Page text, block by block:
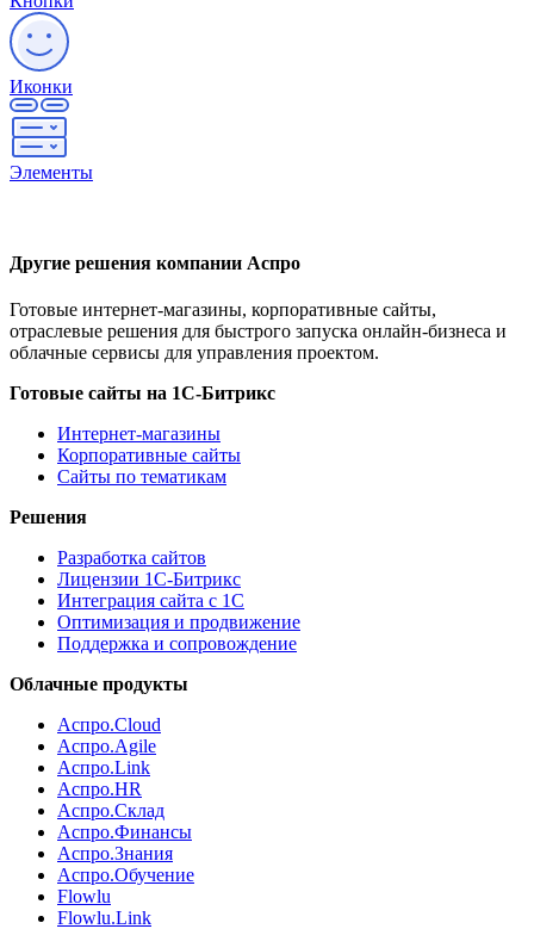
Иконки
Элементы
Другие решения компании Аспро
Готовые интернет-магазины, корпоративные сайты,
отраслевые решения для быстрого запуска онлайн-бизнеса и
облачные сервисы для управления проектом.
Готовые сайты на 1С-Битрикс
Интернет-магазины
Корпоративные сайты
Сайты по тематикам
Решения
Разработка сайтов
Лицензии 1С-Битрикс
Интеграция сайта с 1С
Оптимизация и продвижение
Поддержка и сопровождение
Облачные продукты
Аспро.Cloud
Аспро.Agile
Аспро.Link
Аспро.HR
Аспро.Склад
Аспро.Финансы
Аспро.Знания
Аспро.Обучение
Flowlu
Flowlu.Link